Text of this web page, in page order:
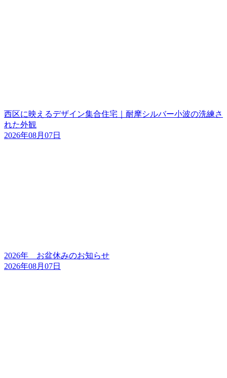
西区に映えるデザイン集合住宅｜耐摩シルバー小波の洗練さ
れた外観
2026年08月07日
2026年 お盆休みのお知らせ
2026年08月07日